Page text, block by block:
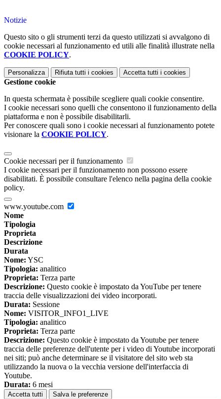
Notizie
Questo sito o gli strumenti terzi da questo utilizzati si avvalgono di
cookie necessari al funzionamento ed utili alle finalità illustrate nella
COOKIE POLICY.
Personalizza Rifiuta tutti i cookies Accetta tutti i cookies
Gestione cookie
In questa schermata è possibile scegliere quali cookie consentire.
I cookie necessari sono quelli che consentono il funzionamento della
piattaforma e non è possibile disabilitarli.
Per conoscere quali sono i cookie necessari al funzionamento potete
visionare la COOKIE POLICY.
Cookie necessari per il funzionamento
I cookie necessari per il funzionamento non possono essere
disabilitati. È possibile consultare l'elenco nella pagina della cookie
policy.
www.youtube.com
Nome
Tipologia
Proprieta
Descrizione
Durata
Nome: YSC
Tipologia: analitico
Proprieta: Terza parte
Descrizione: Questo cookie è impostato da YouTube per tenere
traccia delle visualizzazioni dei video incorporati.
Durata: Sessione
Nome: VISITOR_INFO1_LIVE
Tipologia: analitico
Proprieta: Terza parte
Descrizione: Questo cookie è impostato da Youtube per tenere
traccia delle preferenze dell'utente per i video di Youtube incorporati
nei siti; può anche determinare se il visitatore del sito web sta
utilizzando la nuova o la vecchia versione dell'interfaccia di
Youtube.
Durata: 6 mesi
Accetta tutti Salva le preferenze